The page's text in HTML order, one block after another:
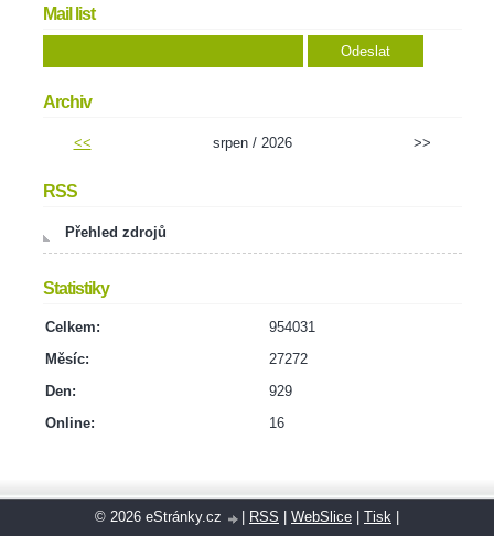
Mail list
Archiv
<< srpen / 2026 >>
RSS
Přehled zdrojů
Statistiky
Online: 16
Celkem:
954031
Měsíc:
27272
Den:
929
© 2026 eStránky.cz | RSS | WebSlice | Tisk |